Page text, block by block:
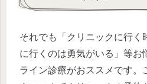
それでも「クリニックに行く
に行くのは勇気がいる」等お
ライン診療がおススメです。